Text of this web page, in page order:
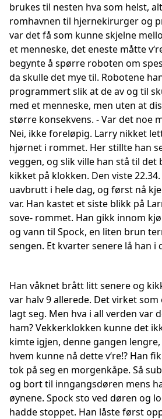
brukes til nesten hva som helst,
romhavnen til hjernekirurger og
var det få som kunne skjelne
et menneske, det eneste måtte
begynte å spørre roboten om
da skulle det mye til. Robotene
programmert slik at de av og til
med et menneske, men uten at
større konsekvens. - Var det noe
Nei, ikke foreløpig. Larry nikket
hjørnet i rommet. Her stillte han
veggen, og slik ville han stå til det
kikket på klokken. Den viste
uavbrutt i hele dag, og først nå
var. Han kastet et siste blikk på
sove- rommet. Han gikk innom
og vann til Spock, en liten brun
sengen. Et kvarter senere lå han i
Han våknet brått litt senere og
var halv 9 allerede. Det virket
lagt seg. Men hva i all verden var
ham? Vekkerklokken kunne det
kimte igjen, denne gangen
hvem kunne nå dette v‘re!? Han
tok på seg en morgenkåpe. Så
og bort til inngangsdøren mens
øynene. Spock sto ved døren og
hadde stoppet. Han låste først